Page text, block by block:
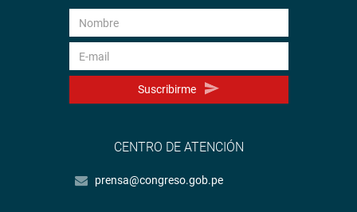
Suscribirme
CENTRO DE ATENCIÓN
prensa@congreso.gob.pe